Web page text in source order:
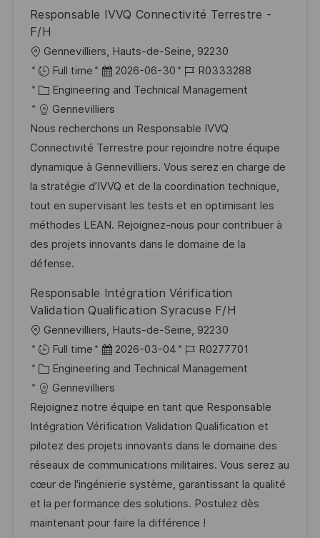
n
g
ö
e
t
c
Responsable IVVQ Connectivité Terrestre -
F/H
O
r
t
Gennevilliers, Hauts-de-Seine, 92230
Full time
D
a
t
u
m
d
e
r
V
e
n
h
2026-06-30
J
o
-
I
D
R0333288
K
a
t
e
g
o
r
i
e
Engineering and Technical Management
Gennevilliers
Nous recherchons un Responsable IVVQ
Connectivité Terrestre pour rejoindre notre équipe
dynamique à Gennevilliers. Vous serez en charge de
la stratégie d’IVVQ et de la coordination technique,
tout en supervisant les tests et en optimisant les
méthodes LEAN. Rejoignez-nous pour contribuer à
des projets innovants dans le domaine de la
défense.
Responsable Intégration Vérification
Validation Qualification Syracuse F/H
O
r
t
Gennevilliers, Hauts-de-Seine, 92230
Full time
D
a
t
u
m
d
e
r
V
e
2026-03-04
J
o
-
I
D
R0277701
K
a
t
e
g
o
r
i
e
Engineering and Technical Management
Gennevilliers
Rejoignez notre équipe en tant que Responsable
Intégration Vérification Validation Qualification et
pilotez des projets innovants dans le domaine des
réseaux de communications militaires. Vous serez au
cœur de l'ingénierie système, garantissant la qualité
et la performance des solutions. Postulez dès
maintenant pour faire la différence !